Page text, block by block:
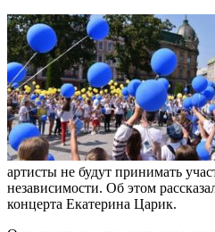
артисты не будут принимать
независимости. Об этом
концерта Екатерина Царик.